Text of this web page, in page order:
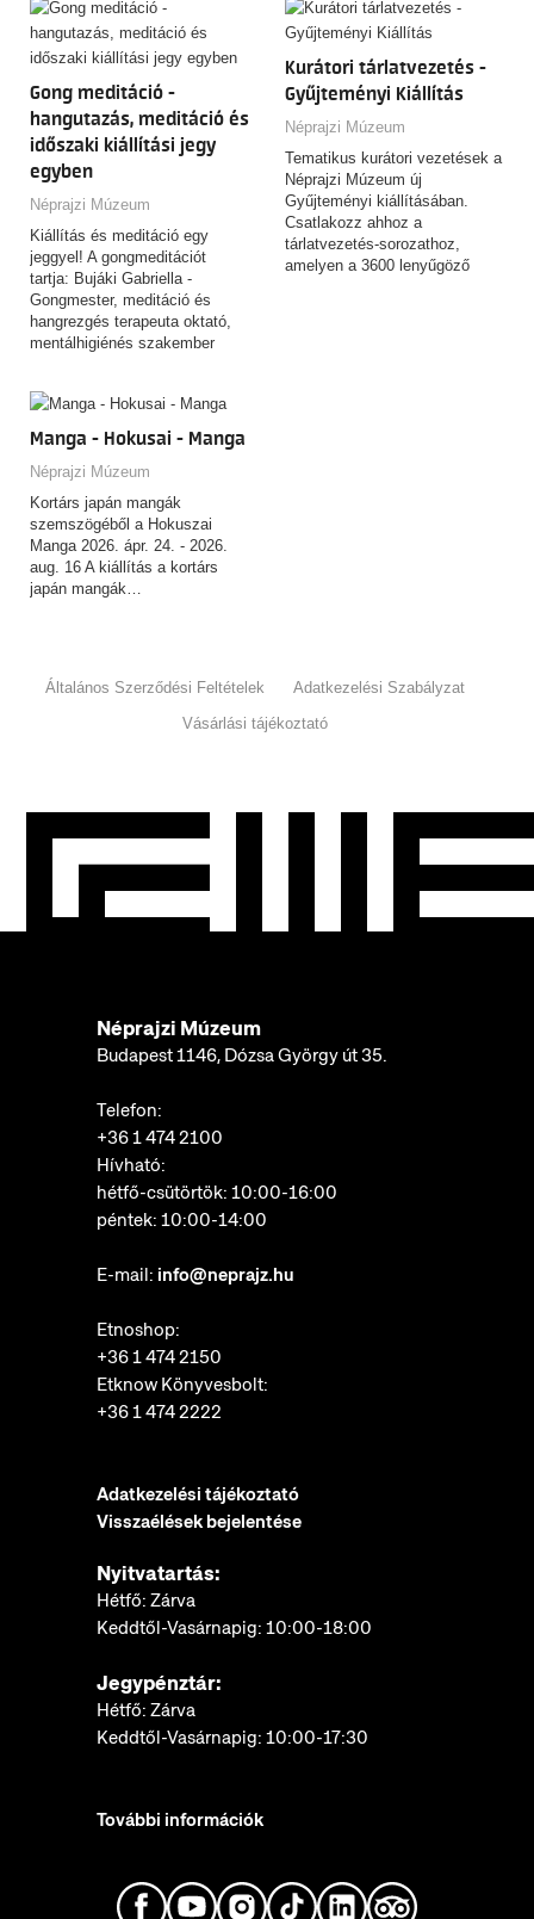
Gong meditáció -
hangutazás, meditáció és
időszaki kiállítási jegy
egyben
Néprajzi Múzeum
Kiállítás és meditáció egy
jeggyel! A gongmeditációt
tartja: Bujáki Gabriella -
Gongmester, meditáció és
hangrezgés terapeuta oktató,
mentálhigiénés szakember
Kurátori tárlatvezetés -
Gyűjteményi Kiállítás
Néprajzi Múzeum
Tematikus kurátori vezetések a
Néprajzi Múzeum új
Gyűjteményi kiállításában.
Csatlakozz ahhoz a
tárlatvezetés-sorozathoz,
amelyen a 3600 lenyűgöző
Manga - Hokusai - Manga
Néprajzi Múzeum
Kortárs japán mangák
szemszögéből a Hokuszai
Manga 2026. ápr. 24. - 2026.
aug. 16 A kiállítás a kortárs
japán mangák…
Általános Szerződési Feltételek
Adatkezelési Szabályzat
Vásárlási tájékoztató
Néprajzi Múzeum
Budapest 1146, Dózsa György út 35.
Telefon:
+36 1 474 2100
Hívható:
hétfő-csütörtök: 10:00-16:00
péntek: 10:00-14:00
E-mail: info@neprajz.hu
Etnoshop:
+36 1 474 2150
Etknow Könyvesbolt:
+36 1 474 2222
Adatkezelési tájékoztató
Visszaélések bejelentése
Nyitvatartás:
Hétfő: Zárva
Keddtől-Vasárnapig: 10:00-18:00
Jegypénztár:
Hétfő: Zárva
Keddtől-Vasárnapig: 10:00-17:30
További információk